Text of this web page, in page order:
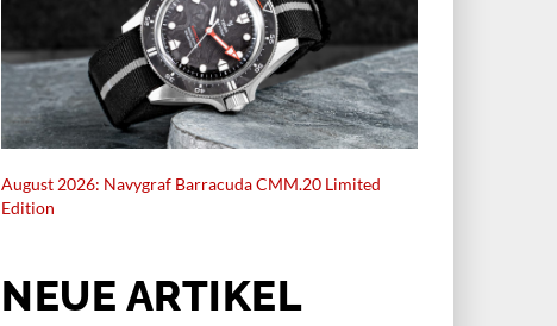
August 2026: Navygraf Barracuda CMM.20 Limited
Edition
NEUE ARTIKEL